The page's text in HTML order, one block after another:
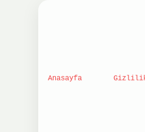
Anasayfa